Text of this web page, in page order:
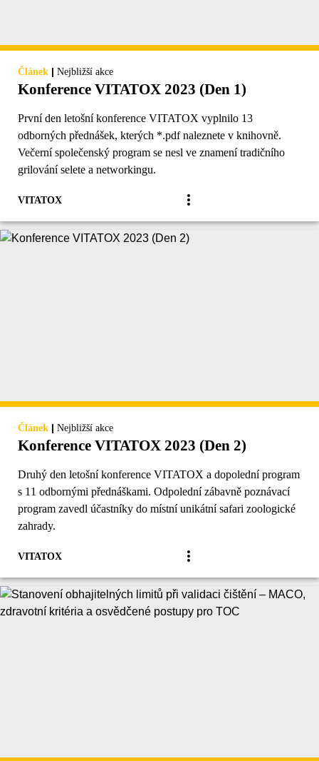
Článek | Nejbližší akce
Konference VITATOX 2023 (Den 1)
První den letošní konference VITATOX vyplnilo 13
odborných přednášek, kterých *.pdf naleznete v knihovně.
Večerní společenský program se nesl ve znamení tradičního
grilování selete a networkingu.
VITATOX
Článek | Nejbližší akce
Konference VITATOX 2023 (Den 2)
Druhý den letošní konference VITATOX a dopolední program
s 11 odbornými přednáškami. Odpolední zábavně poznávací
program zavedl účastníky do místní unikátní safari zoologické
zahrady.
VITATOX